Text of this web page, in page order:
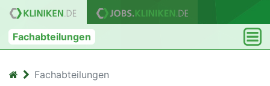
Fachabteilungen
Fachabteilungen